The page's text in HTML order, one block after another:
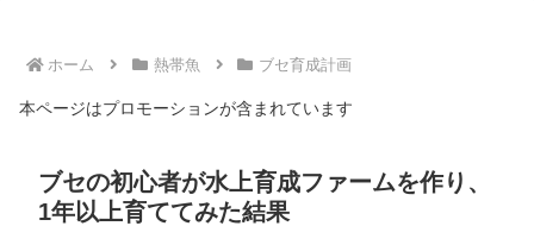
ホーム 熱帯魚 ブセ育成計画
本ページはプロモーションが含まれています
ブセの初心者が水上育成ファームを作り、
1年以上育ててみた結果